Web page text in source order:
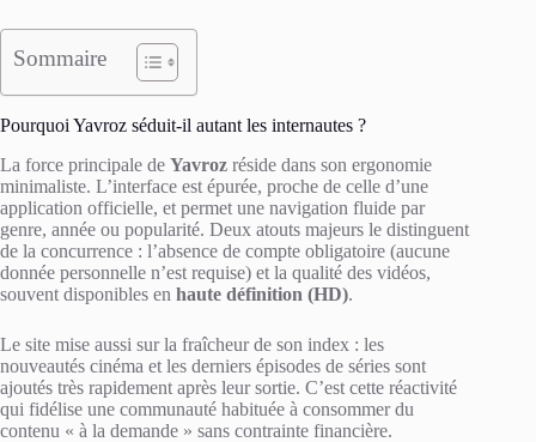
Sommaire
Pourquoi Yavroz séduit-il autant les internautes ?
La force principale de Yavroz réside dans son ergonomie
minimaliste. L’interface est épurée, proche de celle d’une
application officielle, et permet une navigation fluide par
genre, année ou popularité. Deux atouts majeurs le distinguent
de la concurrence : l’absence de compte obligatoire (aucune
donnée personnelle n’est requise) et la qualité des vidéos,
souvent disponibles en haute définition (HD).
Le site mise aussi sur la fraîcheur de son index : les
nouveautés cinéma et les derniers épisodes de séries sont
ajoutés très rapidement après leur sortie. C’est cette réactivité
qui fidélise une communauté habituée à consommer du
contenu « à la demande » sans contrainte financière.